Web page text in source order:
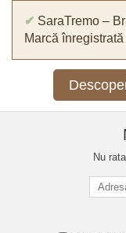
✔ SaraTremo –
Marcă înregistrată
Nu